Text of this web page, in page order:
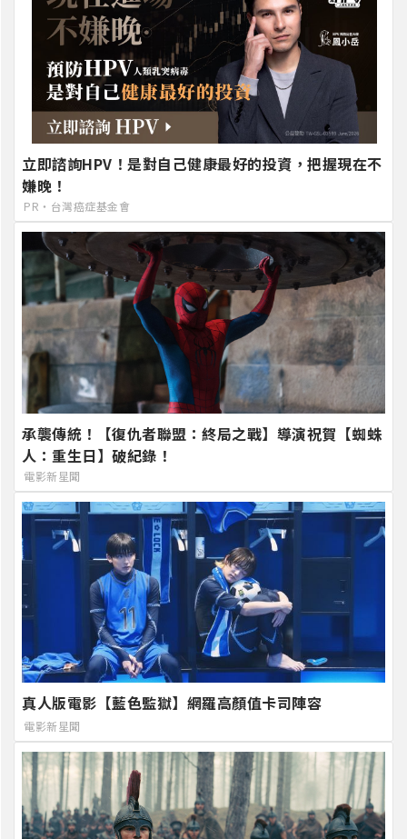
立即諮詢HPV！是對自己健康最好的投資，把握現在不
嫌晚！
PR・台灣癌症基金會
承襲傳統！【復仇者聯盟：終局之戰】導演祝賀【蜘蛛
人：重生日】破紀錄！
電影新星聞
真人版電影【藍色監獄】網羅高顏值卡司陣容
電影新星聞